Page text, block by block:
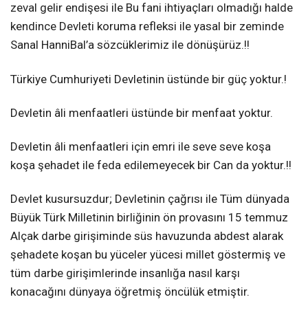
zeval gelir endişesi ile Bu fani ihtiyaçları olmadığı halde
kendince Devleti koruma refleksi ile yasal bir zeminde
Sanal HanniBal’a sözcüklerimiz ile dönüşürüz.!!
Türkiye Cumhuriyeti Devletinin üstünde bir güç yoktur.!
Devletin âli menfaatleri üstünde bir menfaat yoktur.
Devletin âli menfaatleri için emri ile seve seve koşa
koşa şehadet ile feda edilemeyecek bir Can da yoktur.!!
Devlet kusursuzdur; Devletinin çağrısı ile Tüm dünyada
Büyük Türk Milletinin birliğinin ön provasını 15 temmuz
Alçak darbe girişiminde süs havuzunda abdest alarak
şehadete koşan bu yüceler yücesi millet göstermiş ve
tüm darbe girişimlerinde insanlığa nasıl karşı
konacağını dünyaya öğretmiş öncülük etmiştir.